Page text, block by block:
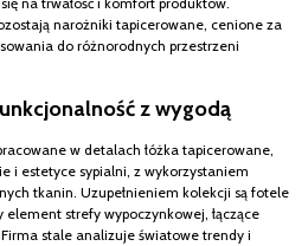
narożniki tapicerowane, cenione za
do różnorodnych przestrzeni
z wygodą
w detalach łóżka tapicerowane,
i estetyce sypialni, z wykorzystaniem
tkanin. Uzupełnieniem kolekcji są fotele
strefy wypoczynkowej, łączące
stale analizuje światowe trendy i